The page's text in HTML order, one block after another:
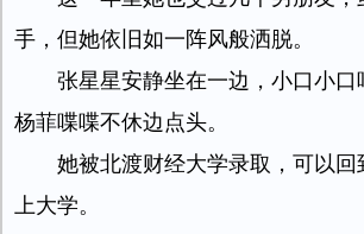
手，但她依旧如一阵风般洒脱。
张星星安静坐在一边，小口小
杨菲喋喋不休边点头。
她被北渡财经大学录取，可以
上大学。